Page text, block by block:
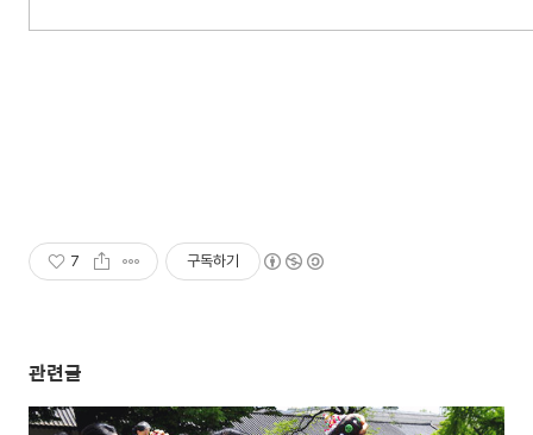
7 구독하기
관련글